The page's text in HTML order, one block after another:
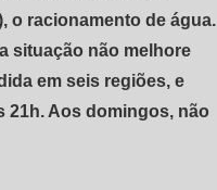
o racionamento de água.
situação não melhore
em seis regiões, e
21h. Aos domingos, não